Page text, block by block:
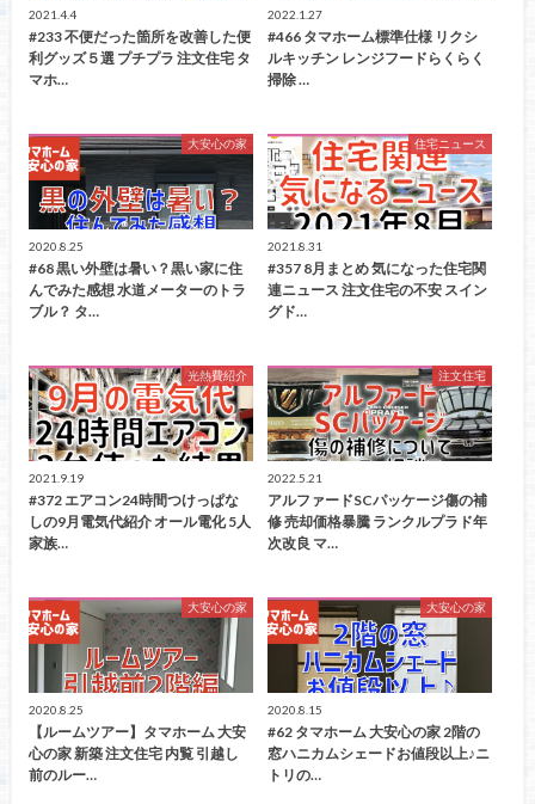
2021.4.4
#233 不便だった箇所を改善した便
利グッズ５選 プチプラ 注文住宅 タ
マホ…
2022.1.27
#466 タマホーム標準仕様 リクシ
ルキッチン レンジフードらくらく
掃除 …
大安心の家
2020.8.25
#68 黒い外壁は暑い？黒い家に住
んでみた感想 水道メーターのトラ
ブル？ タ…
住宅ニュース
2021.8.31
#357 8月まとめ 気になった住宅関
連ニュース 注文住宅の不安 スイン
グド…
光熱費紹介
2021.9.19
#372 エアコン24時間つけっぱな
しの9月電気代紹介 オール電化 5人
家族…
注文住宅
2022.5.21
アルファードSCパッケージ傷の補
修 売却価格暴騰 ランクルプラド年
次改良 マ…
大安心の家
2020.8.25
【ルームツアー】タマホーム 大安
心の家 新築 注文住宅 内覧 引越し
前のルー…
大安心の家
2020.8.15
#62 タマホーム 大安心の家 2階の
窓ハニカムシェードお値段以上♪ニ
トリの…